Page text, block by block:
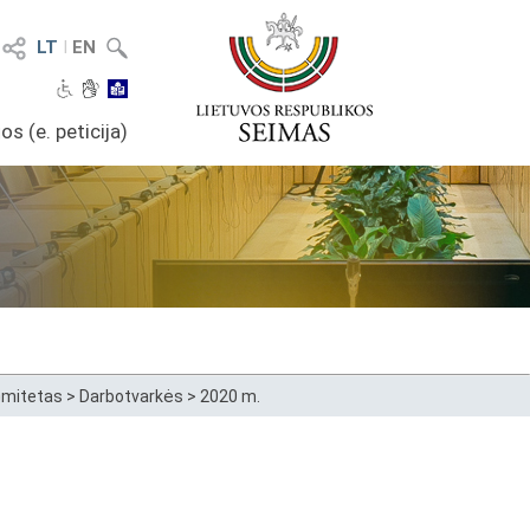
LT I EN
(e. peticija)
> Darbotvarkės > 2020 m.